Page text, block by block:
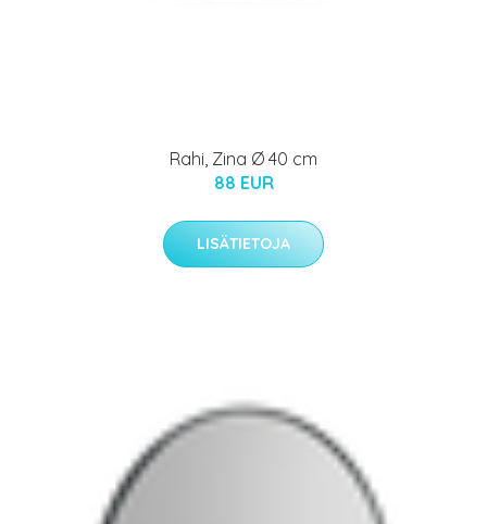
Rahi, Zina Ø 40 cm
88 EUR
LISÄTIETOJA